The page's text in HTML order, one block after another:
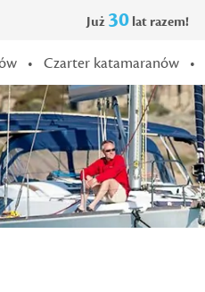
Już 30 lat razem!
• Czarter katamaranów •